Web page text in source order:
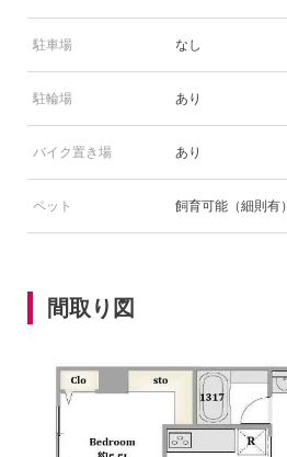
駐車場 なし
駐輪場 あり
バイク置き場 あり
ペット 飼育可能（細則有）
間取り図